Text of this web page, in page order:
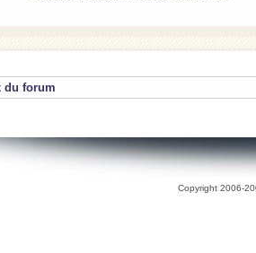
du forum
Copyright 2006-